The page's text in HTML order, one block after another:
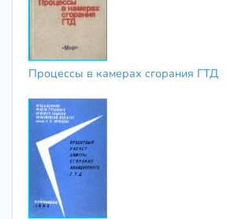
Процессы в камерах сгорания ГТД